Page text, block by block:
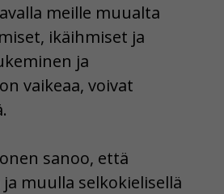
meille muualta
ikäihmiset ja
ja
vaikeaa, voivat
sanoo, että
muulla selkokielisellä